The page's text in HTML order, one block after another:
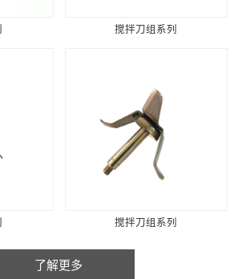
搅拌刀组系列
搅拌刀组系列
了解更多